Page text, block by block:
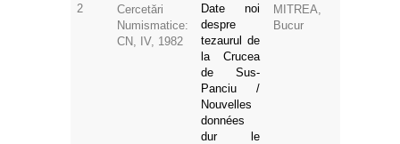
2
Cercetări
Numismatice:
CN, IV, 1982
Date noi
despre
tezaurul de
la Crucea
de Sus-
Panciu /
Nouvelles
données
dur le
MITREA,
Bucur